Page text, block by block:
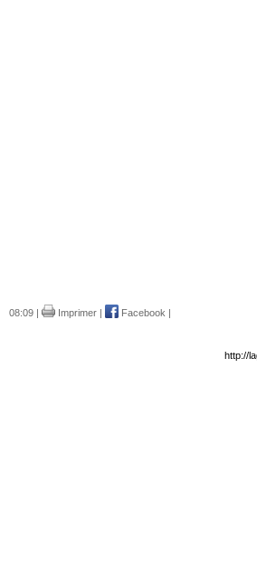
08:09 | Imprimer Facebook
http://